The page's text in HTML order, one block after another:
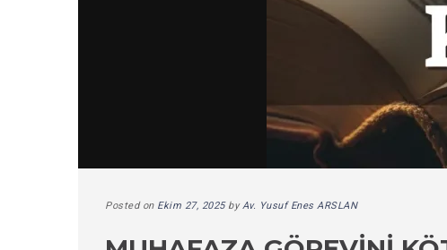
Posted on Ekim 27, 2025byAv. Yusuf Enes ARSLAN